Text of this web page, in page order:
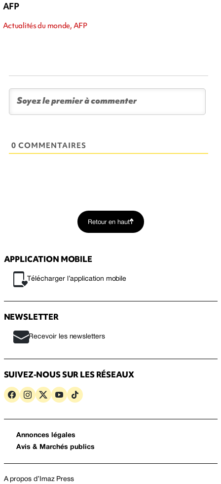
AFP
Actualités du monde, AFP
0 COMMENTAIRES
Retour en haut
APPLICATION MOBILE
Télécharger l’application mobile
NEWSLETTER
Recevoir les newsletters
SUIVEZ-NOUS SUR LES RÉSEAUX
Annonces légales
Avis & Marchés publics
A propos d’Imaz Press